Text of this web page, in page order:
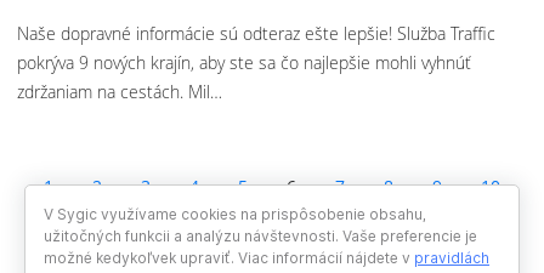
Naše dopravné informácie sú odteraz ešte lepšie! Služba Traffic
pokrýva 9 nových krajín, aby ste sa čo najlepšie mohli vyhnúť
zdržaniam na cestách. Mil…
1 2 3 4 5 6 7 8 9
10
11
12
V Sygic využívame cookies na prispôsobenie obsahu,
užitočných funkcii a analýzu návštevnosti. Vaše preferencie je
možné kedykoľvek upraviť. Viac informácií nájdete v pravidlách